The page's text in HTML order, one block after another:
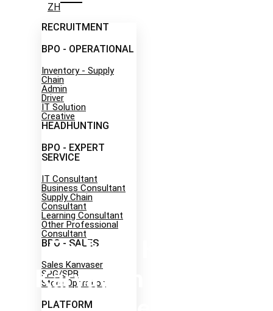
RECRUITMENT
BPO - OPERATIONAL
Inventory - Supply
Chain
Admin
Driver
IT Solution
Creative
HEADHUNTING
BPO - EXPERT
SERVICE
IT Consultant
Business Consultant
Supply Chain
Consultant
Learning Consultant
Other Professional
Consultant
BPO - SALES
Sales Kanvaser
SPG/SPB
Store Operation
PLATFORM
ZH
Career
Evaluasi Kinerja:
Karyawan & Bisnis